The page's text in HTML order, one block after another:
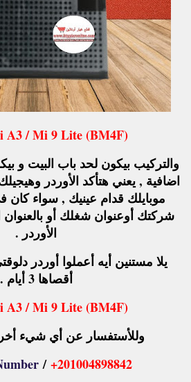
A3 / Mi 9 Lite (BM4F)
والتركيب بيكون لحد باب البيت و
اضافية , يعني هتأكد الأوردر
موبايلك قدام عينيك , سواء كان
شركتك أوعنوان شغلك أو بالعنوان
الأوردر .
يلا مستنين أيه أعملوا أوردر
أقصاها 3 أيام .
A3 / Mi 9 Lite (BM4F)
وللأستفسار عن أي شيء أخر
Whatsapp Number
/+201004898842